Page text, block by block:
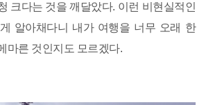
크다는 것을 깨달았다. 이런 비현실적인
알아채다니 내가 여행을 너무 오래 한
마른 것인지도 모르겠다.